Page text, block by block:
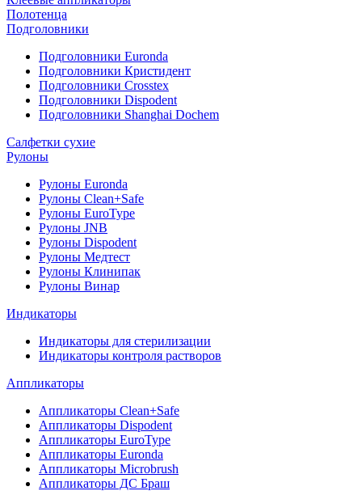
Полотенца
Подголовники
Подголовники Euronda
Подголовники Кристидент
Подголовники Crosstex
Подголовники Dispodent
Подголовники Shanghai Dochem
Салфетки сухие
Рулоны
Рулоны Euronda
Рулоны Clean+Safe
Рулоны EuroType
Рулоны JNB
Рулоны Dispodent
Рулоны Медтест
Рулоны Клинипак
Рулоны Винар
Индикаторы
Индикаторы для стерилизации
Индикаторы контроля растворов
Аппликаторы
Аппликаторы Clean+Safe
Аппликаторы Dispodent
Аппликаторы EuroType
Аппликаторы Euronda
Аппликаторы Microbrush
Аппликаторы ДС Браш